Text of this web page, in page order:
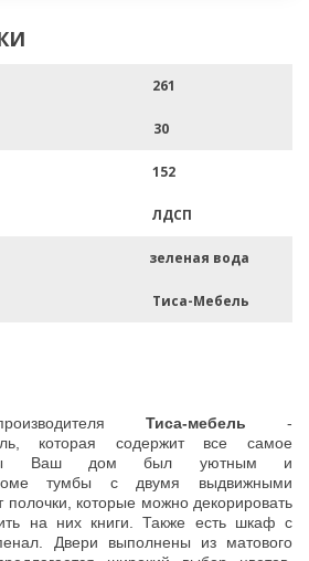
261
30
152
ЛДСП
зеленая вода
Тиса-Мебель
Тиса-мебель -
которая содержит все самое
Ваш дом был уютным и
тумбы с двумя выдвижными
которые можно декорировать
на них книги. Также есть шкаф с
Двери выполнены из матового